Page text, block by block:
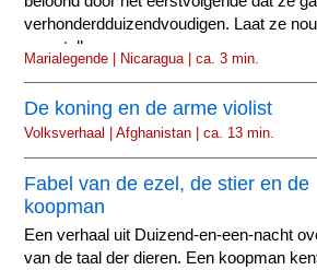
verhonderdduizendvoudigen. Laat ze
gaan tellen.
Marialegende | Nicaragua | ca. 3 min.
De koning en de arme violist
Volksverhaal | Afghanistan | ca. 13 min.
Fabel van de ezel, de stier en de
koopman
Een verhaal uit Duizend-en-een-nacht
van de taal der dieren. Een koopman